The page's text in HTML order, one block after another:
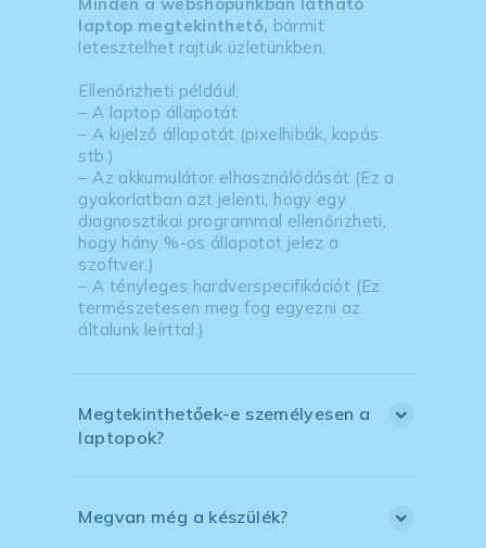
Minden a webshopunkban látható
laptop megtekinthető, bármit
letesztelhet rajtuk üzletünkben.
Ellenőrizheti például:
– A laptop állapotát
– A kijelző állapotát (pixelhibák, kopás
stb.)
– Az akkumulátor elhasználódását (Ez a
gyakorlatban azt jelenti, hogy egy
diagnosztikai programmal ellenőrizheti,
hogy hány %-os állapotot jelez a
szoftver.)
– A tényleges hardverspecifikációt (Ez
természetesen meg fog egyezni az
általunk leírttal.)
Megtekinthetőek-e személyesen a
laptopok?
Megvan még a készülék?